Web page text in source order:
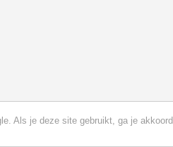
Als je deze site gebruikt, ga je akkoord